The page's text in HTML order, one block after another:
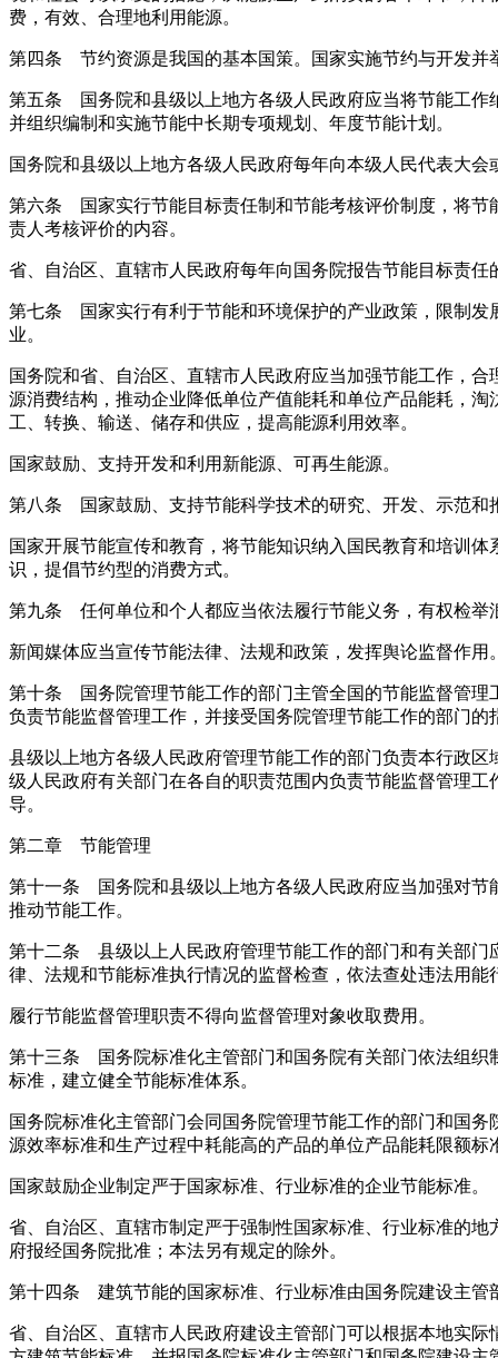
费，有效、合理地利用能源。
第四条 节约资源是我国的基本国策。国家实施节约与开发并
第五条 国务院和县级以上地方各级人民政府应当将节能工作
并组织编制和实施节能中长期专项规划、年度节能计划。
国务院和县级以上地方各级人民政府每年向本级人民代表大
第六条 国家实行节能目标责任制和节能考核评价制度，将节
责人考核评价的内容。
省、自治区、直辖市人民政府每年向国务院报告节能目标责任
第七条 国家实行有利于节能和环境保护的产业政策，限制发
业。
国务院和省、自治区、直辖市人民政府应当加强节能工作，
源消费结构，推动企业降低单位产值能耗和单位产品能耗，
工、转换、输送、储存和供应，提高能源利用效率。
国家鼓励、支持开发和利用新能源、可再生能源。
第八条 国家鼓励、支持节能科学技术的研究、开发、示范和
国家开展节能宣传和教育，将节能知识纳入国民教育和培训
识，提倡节约型的消费方式。
第九条 任何单位和个人都应当依法履行节能义务，有权检举
新闻媒体应当宣传节能法律、法规和政策，发挥舆论监督作用
第十条 国务院管理节能工作的部门主管全国的节能监督管理
负责节能监督管理工作，并接受国务院管理节能工作的部门的
县级以上地方各级人民政府管理节能工作的部门负责本行政
级人民政府有关部门在各自的职责范围内负责节能监督管理
导。
第二章 节能管理
第十一条 国务院和县级以上地方各级人民政府应当加强对节
推动节能工作。
第十二条 县级以上人民政府管理节能工作的部门和有关部门
律、法规和节能标准执行情况的监督检查，依法查处违法用能
履行节能监督管理职责不得向监督管理对象收取费用。
第十三条 国务院标准化主管部门和国务院有关部门依法组织
标准，建立健全节能标准体系。
国务院标准化主管部门会同国务院管理节能工作的部门和国
源效率标准和生产过程中耗能高的产品的单位产品能耗限额标
国家鼓励企业制定严于国家标准、行业标准的企业节能标准。
省、自治区、直辖市制定严于强制性国家标准、行业标准的
府报经国务院批准；本法另有规定的除外。
第十四条 建筑节能的国家标准、行业标准由国务院建设主管
省、自治区、直辖市人民政府建设主管部门可以根据本地实